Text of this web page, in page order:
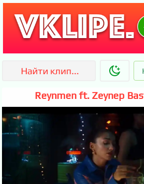
Reynmen ft. Zeynep